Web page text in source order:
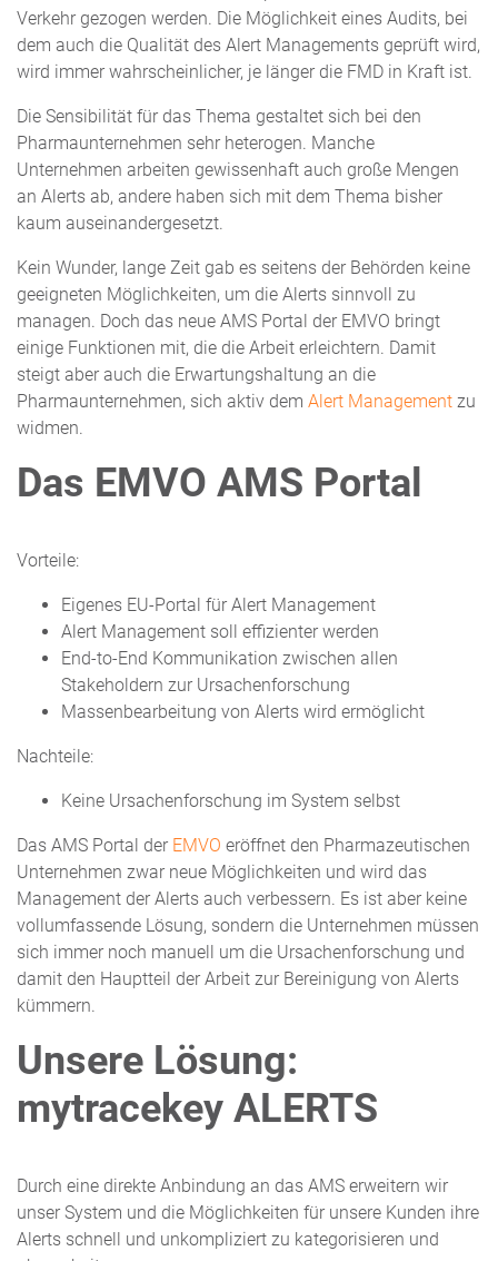
Verkehr gezogen werden. Die Möglichkeit eines Audits, bei
dem auch die Qualität des Alert Managements geprüft wird,
wird immer wahrscheinlicher, je länger die FMD in Kraft ist.
Die Sensibilität für das Thema gestaltet sich bei den
Pharmaunternehmen sehr heterogen. Manche
Unternehmen arbeiten gewissenhaft auch große Mengen
an Alerts ab, andere haben sich mit dem Thema bisher
kaum auseinandergesetzt.
Kein Wunder, lange Zeit gab es seitens der Behörden keine
geeigneten Möglichkeiten, um die Alerts sinnvoll zu
managen. Doch das neue AMS Portal der EMVO bringt
einige Funktionen mit, die die Arbeit erleichtern. Damit
steigt aber auch die Erwartungshaltung an die
Pharmaunternehmen, sich aktiv dem Alert Management zu
widmen.
Das EMVO AMS Portal
Vorteile:
Eigenes EU-Portal für Alert Management
Alert Management soll effizienter werden
End-to-End Kommunikation zwischen allen
Stakeholdern zur Ursachenforschung
Massenbearbeitung von Alerts wird ermöglicht
Nachteile:
Keine Ursachenforschung im System selbst
Das AMS Portal der EMVO eröffnet den Pharmazeutischen
Unternehmen zwar neue Möglichkeiten und wird das
Management der Alerts auch verbessern. Es ist aber keine
vollumfassende Lösung, sondern die Unternehmen müssen
sich immer noch manuell um die Ursachenforschung und
damit den Hauptteil der Arbeit zur Bereinigung von Alerts
kümmern.
Unsere Lösung:
mytracekey ALERTS
Durch eine direkte Anbindung an das AMS erweitern wir
unser System und die Möglichkeiten für unsere Kunden ihre
Alerts schnell und unkompliziert zu kategorisieren und